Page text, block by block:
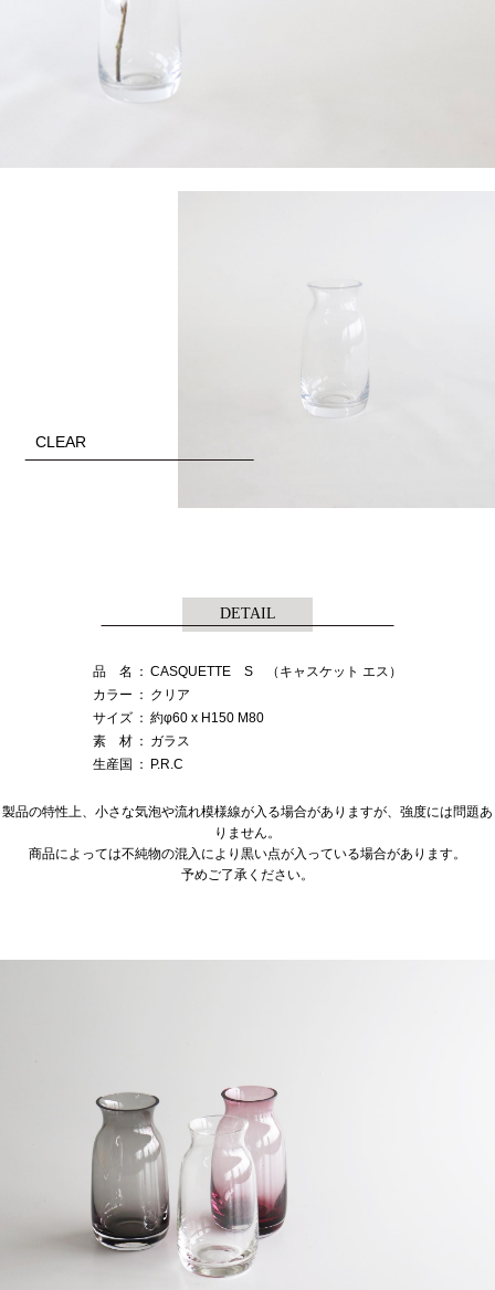
CLEAR
DETAIL
品 名 ： CASQUETTE S （キャスケット エス）
カラー ： クリア
サイズ ： 約φ60 x H150 M80
素 材 ： ガラス
生産国
： P.R.C
製品の特性上、小さな気泡や流れ模様線が入る場合がありますが、強度には問題あ
りません。
商品によっては不純物の混入により黒い点が入っている場合があります。
予めご了承ください。